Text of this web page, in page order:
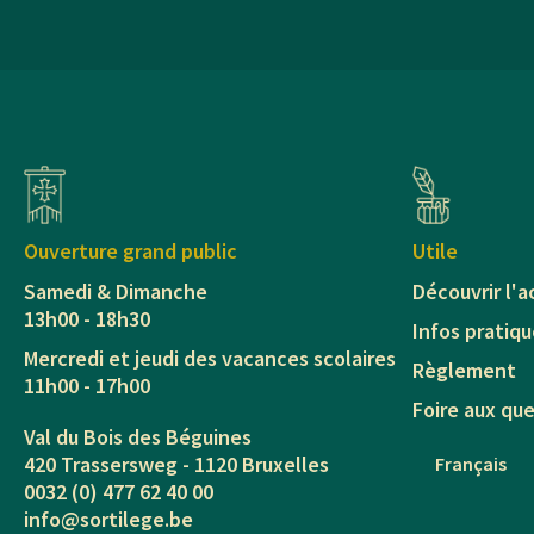
Ouverture grand public
Samedi & Dimanche
13h00 - 18h30
Mercredi et jeudi des vacances scolaires
11h00 - 17h00
Val du Bois des Béguines
420 Trassersweg - 1120 Bruxelles
0032 (0) 477 62 40 00
info@sortilege.be
Utile
Découvrir
Infos
Règlement
Foire aux
Français